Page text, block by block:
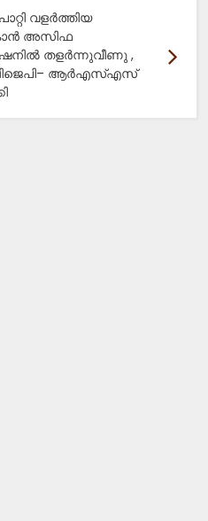
വളർത്തിയ
അസിഫ
തളർന്നുവീണു ,
ആർഎസ്എസ്